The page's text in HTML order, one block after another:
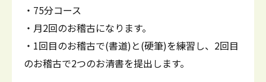
・75分コース
・月2回のお稽古になります。
・1回目のお稽古で(書道)と(硬筆)を練習し、2回目
のお稽古で2つのお清書を提出します。